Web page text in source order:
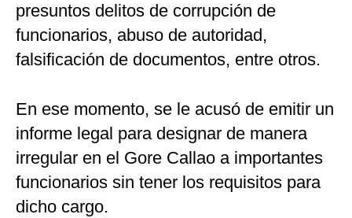
presuntos delitos de corrupción de
funcionarios, abuso de autoridad,
falsificación de documentos, entre otros.
En ese momento, se le acusó de emitir un
informe legal para designar de manera
irregular en el Gore Callao a importantes
funcionarios sin tener los requisitos para
dicho cargo.